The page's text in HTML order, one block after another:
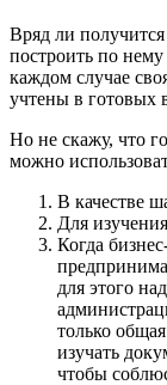
Вряд ли
построить по
каждом случае
учтены в готовых
Но не скажу, что
можно
В качестве
Для
Когда
для этого
только
изучать
чтобы